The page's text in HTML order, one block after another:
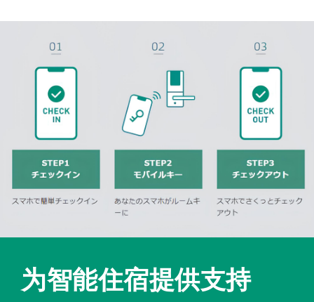
为智能住宿提供支持